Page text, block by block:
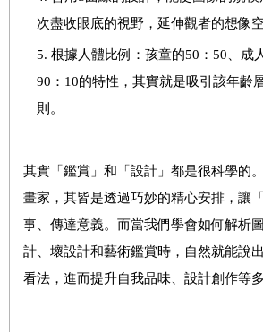
次盡收眼底的視野，延伸觀者的想像空
5. 根據人體比例：孩童的50：50、成
90：10的特性，其實就是吸引該年齡
則。
其實「鑑賞」和「設計」都是很科學的
畫家，其皆是透過巧妙的精心安排，讓
事、傳達意義。而當我們學會如何解析
計、壞設計和藝術鑑賞時，自然就能說
看法，進而提升自我品味、設計創作等